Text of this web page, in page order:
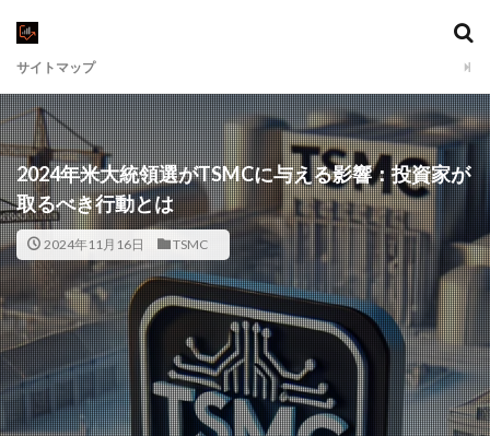
サイトマップ
2024年米大統領選がTSMCに与える影響：投資家が
取るべき行動とは
2024年11月16日 TSMC